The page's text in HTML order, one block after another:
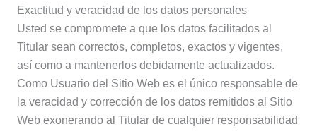
Exactitud y veracidad de los datos personales
Usted se compromete a que los datos facilitados al
Titular sean correctos, completos, exactos y vigentes,
así como a mantenerlos debidamente actualizados.
Como Usuario del Sitio Web es el único responsable de
la veracidad y corrección de los datos remitidos al Sitio
Web exonerando al Titular de cualquier responsabilidad